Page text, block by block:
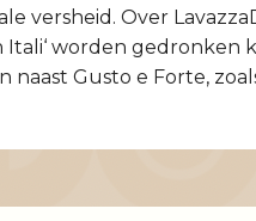
versheid. Over
Itali‘ worden gedronken
naast Gusto e Forte,